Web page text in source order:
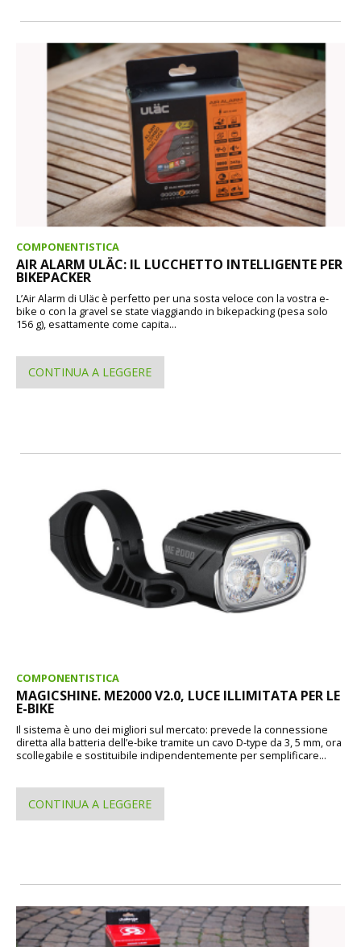
COMPONENTISTICA
AIR ALARM ULÄC: IL LUCCHETTO INTELLIGENTE PER
BIKEPACKER
L’Air Alarm di Uläc è perfetto per una sosta veloce con la vostra e-
bike o con la gravel se state viaggiando in bikepacking (pesa solo
156 g), esattamente come capita...
CONTINUA A LEGGERE
COMPONENTISTICA
MAGICSHINE. ME2000 V2.0, LUCE ILLIMITATA PER LE
E-BIKE
Il sistema è uno dei migliori sul mercato: prevede la connessione
diretta alla batteria dell’e-bike tramite un cavo D-type da 3, 5 mm, ora
scollegabile e sostituibile indipendentemente per semplificare...
CONTINUA A LEGGERE